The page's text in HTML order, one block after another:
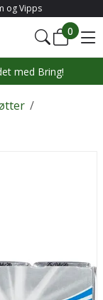
og Vipps
0
med Bring!
/